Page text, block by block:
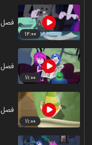
۱۲:۰۰
فصل ۱ - قسمت ۲۵ - هیولای با استعداد
۱۱:۰۰
فصل ۱ - قسمت ۲۶ - وقت خواب
۱۱:۰۰
فصل ۱ - قسمت ۲۷ - وان حمام خجالتی